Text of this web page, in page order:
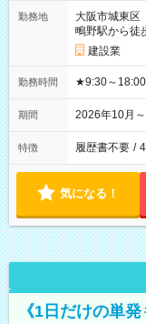
勤務地
大阪市城東区
鴫野駅から徒
建設業
勤務時間 ★9:30～18:00
期間 2026年10月
特徴 履歴書不要 /
気になる！
《1日だけの単